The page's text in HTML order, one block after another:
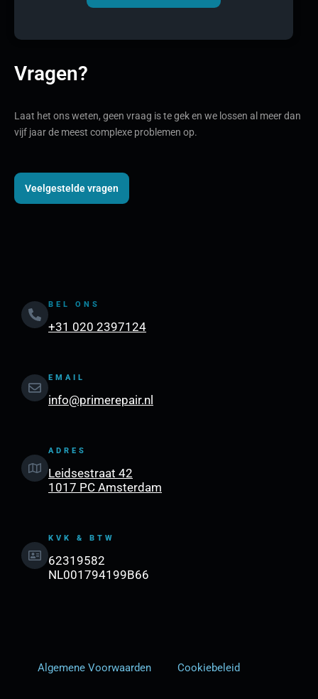
Vragen?
Laat het ons weten, geen vraag is te gek en we lossen al meer dan
vijf jaar de meest complexe problemen op.
Veelgestelde vragen
BEL ONS
+31 020 2397124
EMAIL
info@primerepair.nl
ADRES
Leidsestraat 42
1017 PC Amsterdam
KVK & BTW
62319582
NL001794199B66
Algemene Voorwaarden Cookiebeleid